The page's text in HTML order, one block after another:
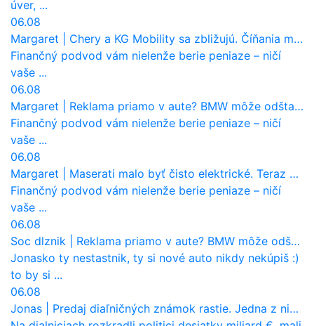
úver, ...
06.08
Margaret
Chery a KG Mobility sa zbližujú. Číňania môžu získať 10 % bývalého SsangYongu
Finančný podvod vám nielenže berie peniaze – ničí
vaše ...
06.08
Margaret
Reklama priamo v aute? BMW môže odštartovať nový trend
Finančný podvod vám nielenže berie peniaze – ničí
vaše ...
06.08
Margaret
Maserati malo byť čisto elektrické. Teraz zisťuje, že potrebuje nový osemvalcový motor
Finančný podvod vám nielenže berie peniaze – ničí
vaše ...
06.08
Soc dlznik
Reklama priamo v aute? BMW môže odštartovať nový trend
Jonasko ty nestastnik, ty si nové auto nikdy nekúpiš :)
to by si ...
06.08
Jonas
Predaj diaľničných známok rastie. Jedna z nich zaznamenala nečakane výrazný nárast